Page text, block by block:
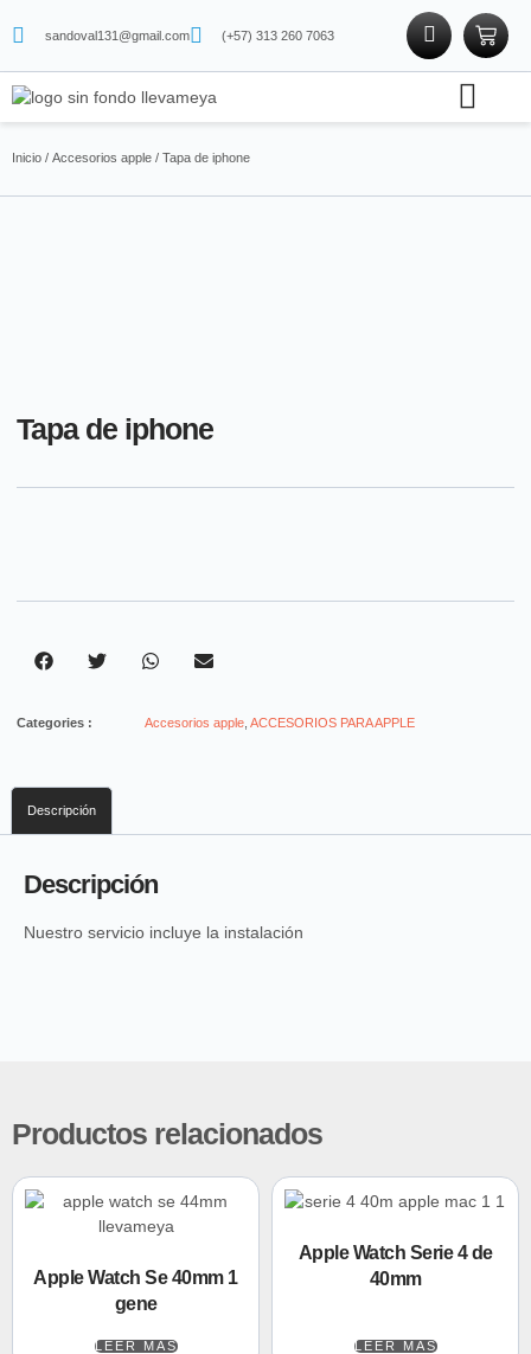
sandoval131@gmail.com (+57) 313 260 7063
Inicio / Accesorios apple / Tapa de iphone
Tapa de iphone
Categories : Accesorios apple ACCESORIOS PARA APPLE
Descripción
Descripción
Nuestro servicio incluye la instalación
Productos relacionados
Apple Watch Se 40mm 1
gene
LEER MÁS
Apple Watch Serie 4 de
40mm
LEER MÁS